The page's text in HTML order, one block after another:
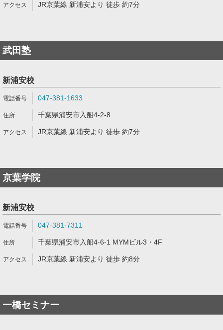
JR京葉線 新浦安より 徒歩 約7分
武田塾
新浦安校
047-381-1633
千葉県浦安市入船4-2-8
JR京葉線 新浦安より 徒歩 約7分
京葉学院
新浦安校
047-381-7311
千葉県浦安市入船4-6-1 MYMビル3・4F
JR京葉線 新浦安より 徒歩 約8分
一橋セミナー